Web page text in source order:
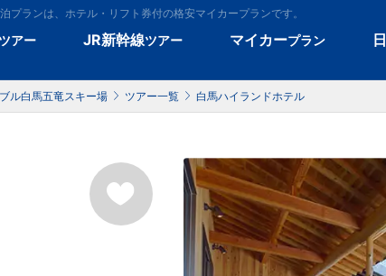
ランは、ホテル・リフト券付の格安マイカープランです。
ツアー JR新幹線ツアー マイカープラン
ル白馬五竜スキー場 ツアー一覧 白馬ハイランドホテル